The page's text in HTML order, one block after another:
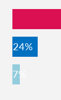
24%
7%